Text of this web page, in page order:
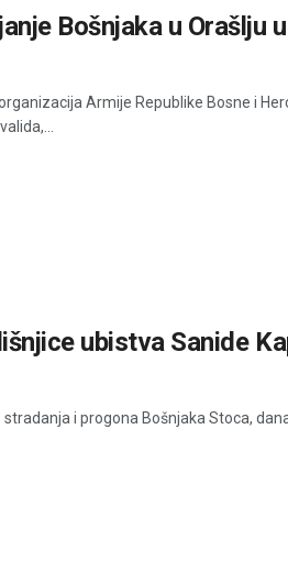
Bošnjaka u Orašlju
Armije Republike Bosne i
ubistva Sanide
i progona Bošnjaka Stoca,